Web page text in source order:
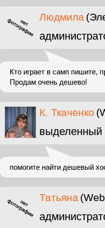
Людмила
Кто играет в самп пишите,
Продам очень дешево!
К. Ткаченко
выделенный
помогите найти дешевый
Татьяна